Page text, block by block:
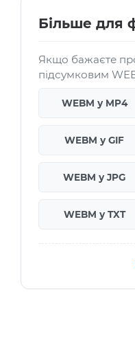
Більше для
Якщо бажаєте
підсумковим
WEBM у MP4
WEBM у GIF
WEBM у JPG
WEBM у TXT